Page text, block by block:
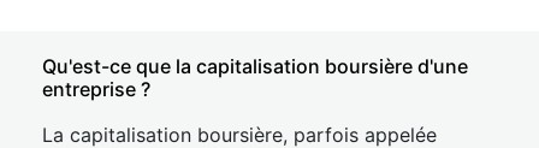
Qu'est-ce que la capitalisation boursière d'une
entreprise ?
La capitalisation boursière, parfois appelée